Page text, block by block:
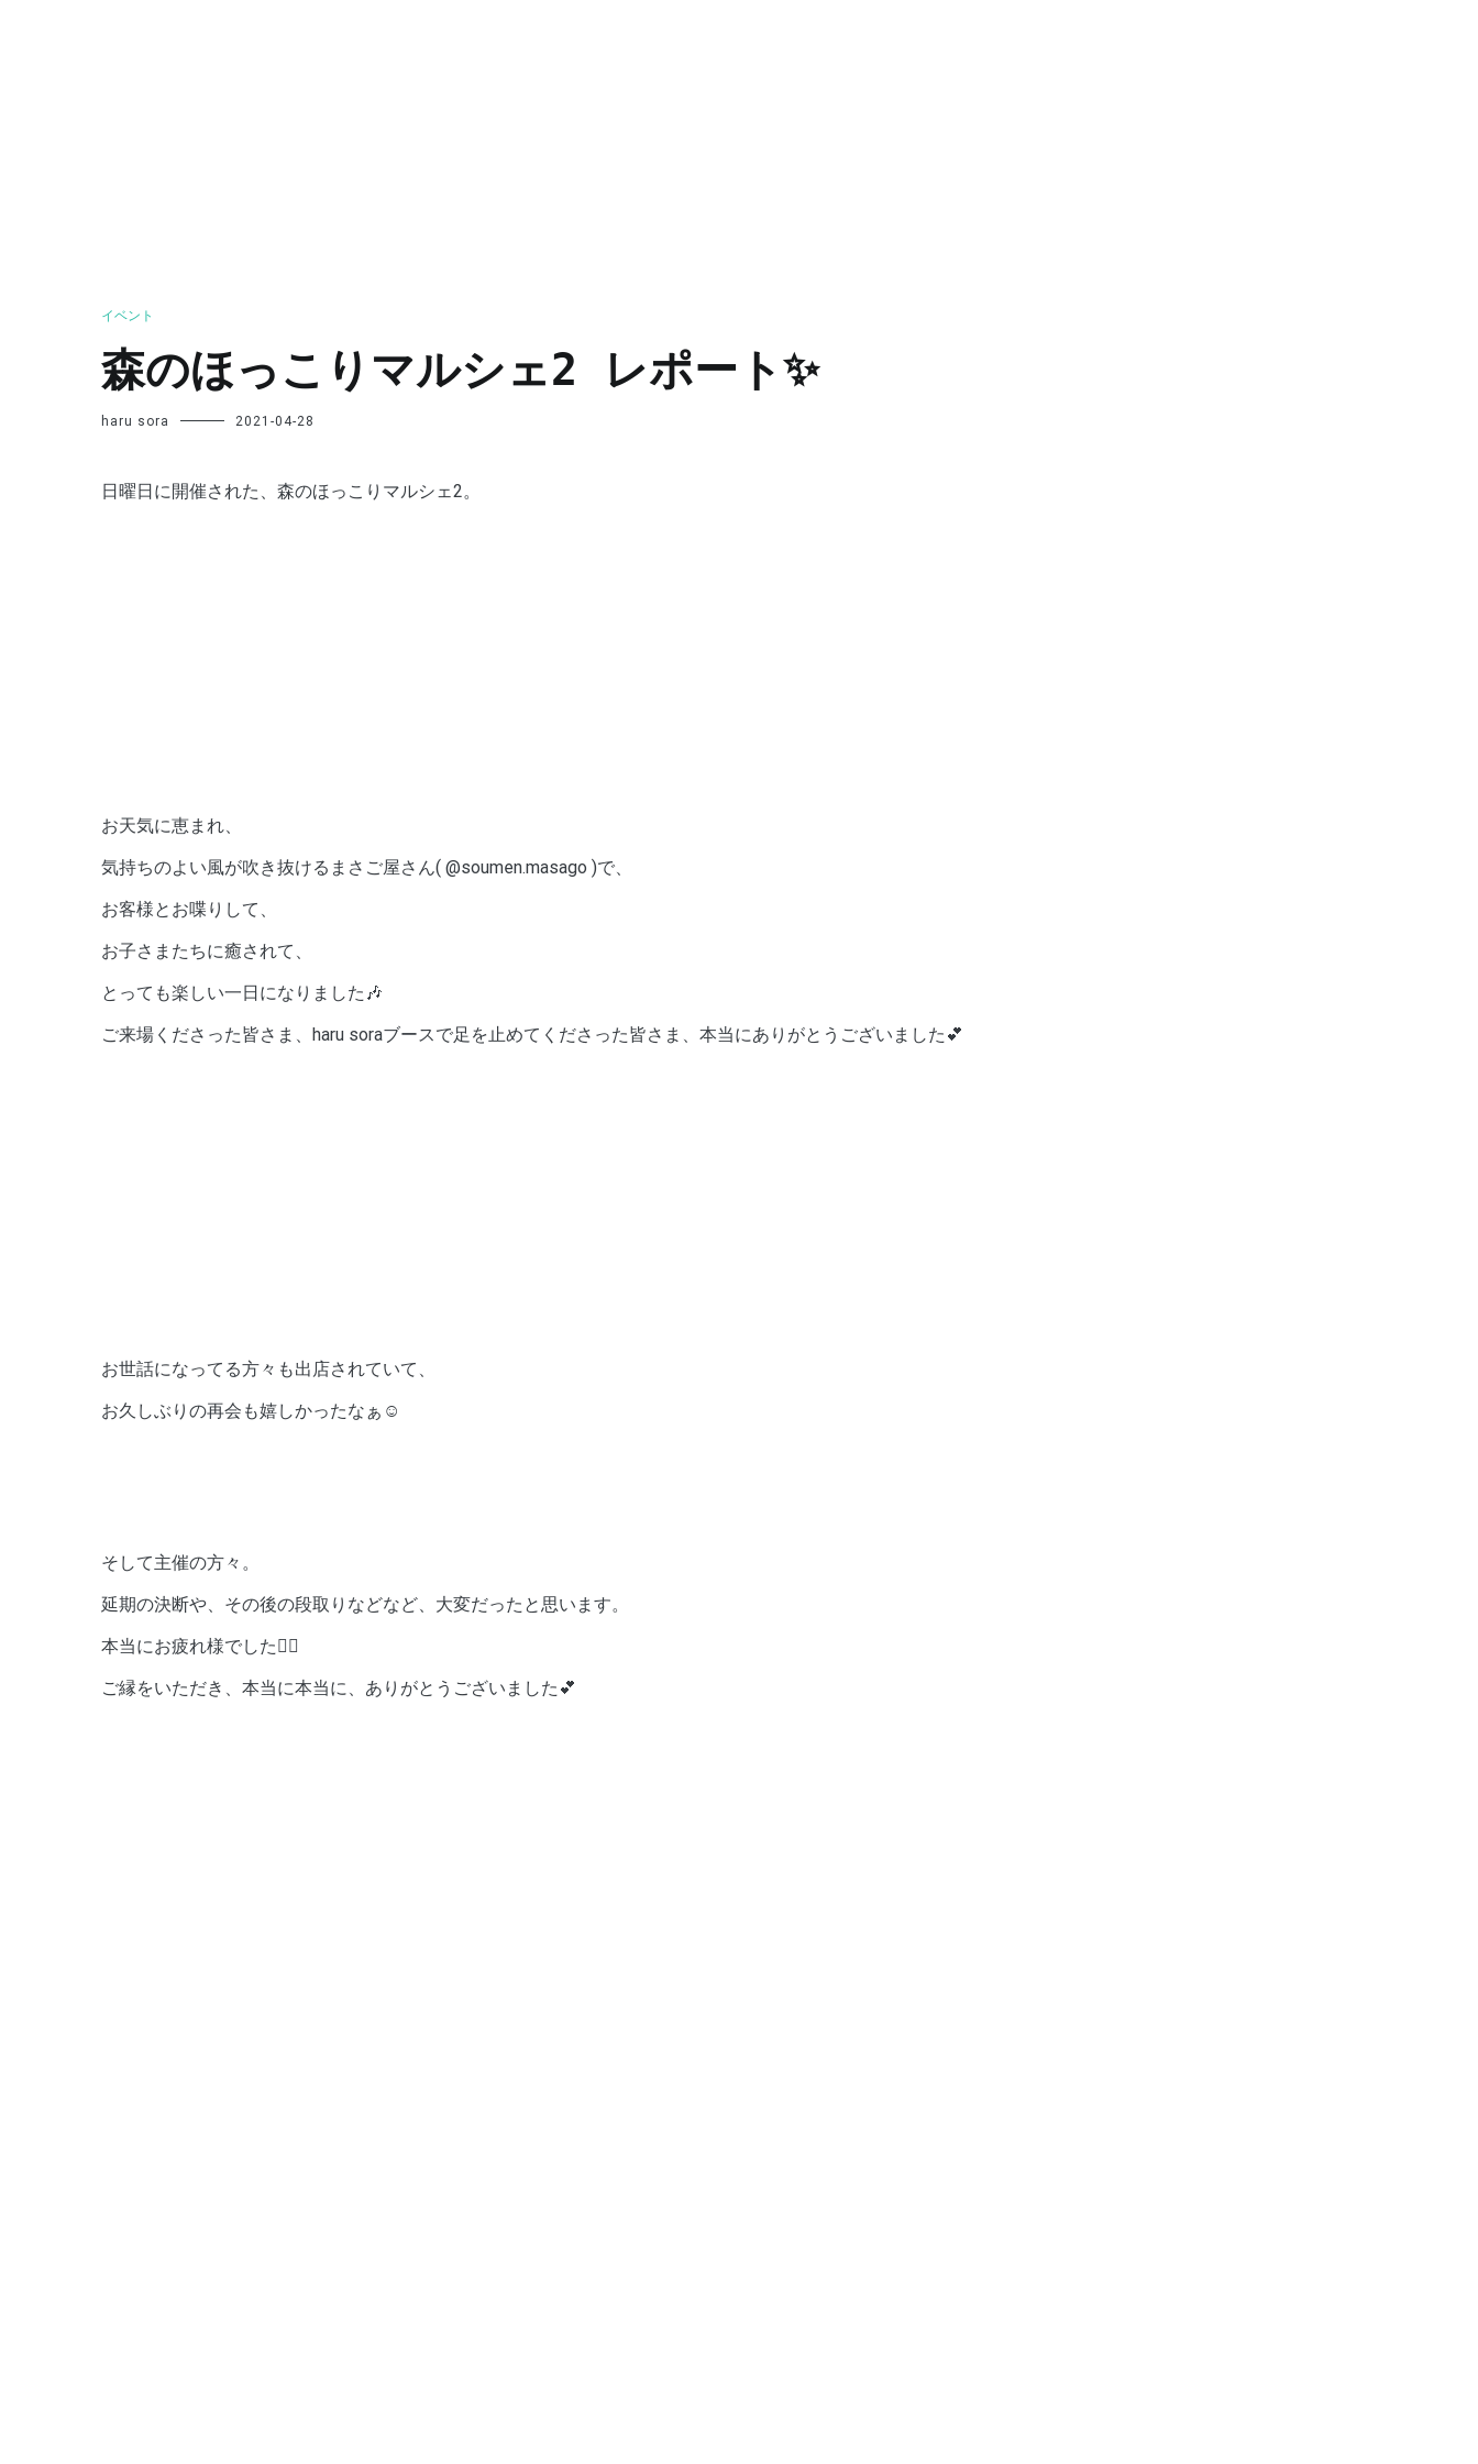
イベント
森のほっこりマルシェ2 レポート✨
haru sora 2021-04-28
日曜日に開催された、森のほっこりマルシェ2。
お天気に恵まれ、
気持ちのよい風が吹き抜けるまさご屋さん( @soumen.masago )で、
お客様とお喋りして、
お子さまたちに癒されて、
とっても楽しい一日になりました🎶
ご来場くださった皆さま、haru soraブースで足を止めてくださった皆さま、本当にありがとうございました💕
お世話になってる方々も出店されていて、
お久しぶりの再会も嬉しかったなぁ☺️
そして主催の方々。
延期の決断や、その後の段取りなどなど、大変だったと思います。
本当にお疲れ様でした🙇‍♀️
ご縁をいただき、本当に本当に、ありがとうございました💕